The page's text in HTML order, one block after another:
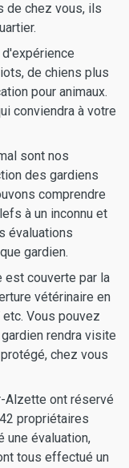
de chez vous, ils
de chiens plus
pour animaux.
conviendra à votre
sont nos
des gardiens
comprendre
à un inconnu et
évaluations
gardien.
est couverte par la
vétérinaire en
Vous pouvez
rendra visite
chez vous
Alzette ont réservé
propriétaires
une évaluation,
tous effectué un